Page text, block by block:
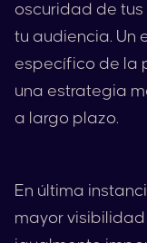
oscuridad de
tu audiencia. Un
específico de la
una estrategia
a largo plazo.
En última
mayor